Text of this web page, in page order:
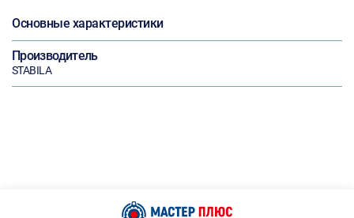
Основные характеристики
Производитель
STABILA